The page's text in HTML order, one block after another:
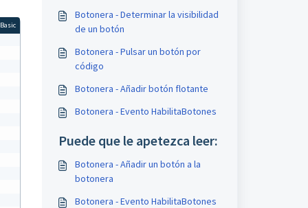
Botonera - Determinar la visibilidad
de un botón
Botonera - Pulsar un botón por
código
Botonera - Añadir botón flotante
Botonera - Evento HabilitaBotones
Puede que le apetezca leer:
Botonera - Añadir un botón a la
botonera
Botonera - Evento HabilitaBotones